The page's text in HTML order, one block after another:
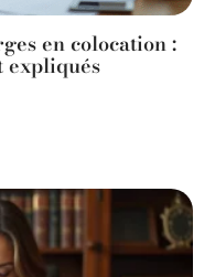
en colocation :
expliqués